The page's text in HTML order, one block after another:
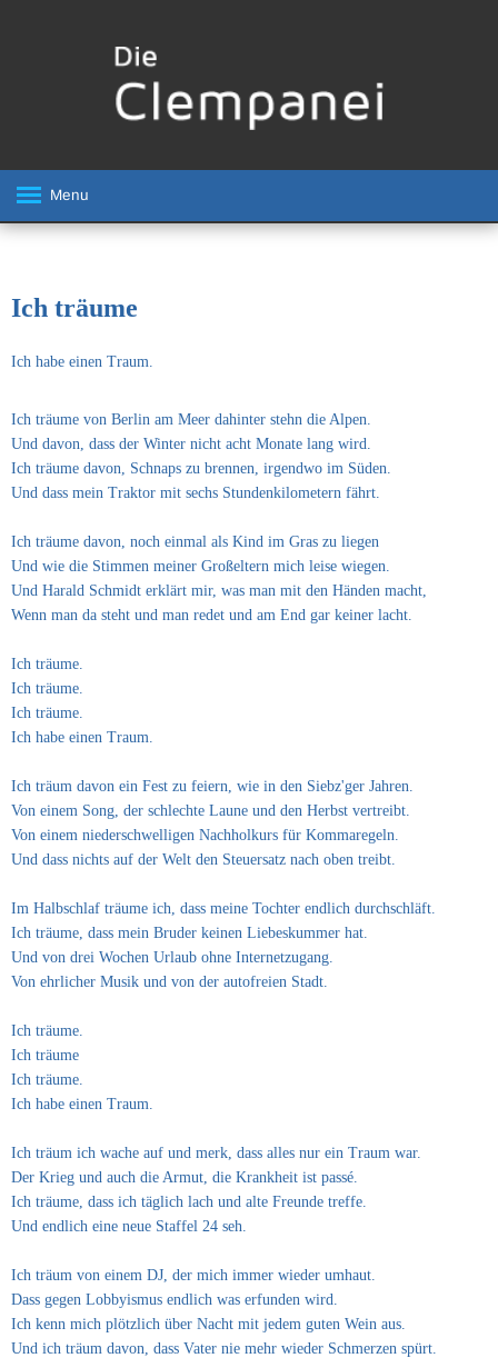
Menu
Ich träume
Ich habe einen Traum.
Ich träume von Berlin am Meer dahinter stehn die Alpen.
Und davon, dass der Winter nicht acht Monate lang wird.
Ich träume davon, Schnaps zu brennen, irgendwo im Süden.
Und dass mein Traktor mit sechs Stundenkilometern fährt.
Ich träume davon, noch einmal als Kind im Gras zu liegen
Und wie die Stimmen meiner Großeltern mich leise wiegen.
Und Harald Schmidt erklärt mir, was man mit den Händen macht,
Wenn man da steht und man redet und am End gar keiner lacht.
Ich träume.
Ich träume.
Ich träume.
Ich habe einen Traum.
Ich träum davon ein Fest zu feiern, wie in den Siebz'ger Jahren.
Von einem Song, der schlechte Laune und den Herbst vertreibt.
Von einem niederschwelligen Nachholkurs für Kommaregeln.
Und dass nichts auf der Welt den Steuersatz nach oben treibt.
Im Halbschlaf träume ich, dass meine Tochter endlich durchschläft.
Ich träume, dass mein Bruder keinen Liebeskummer hat.
Und von drei Wochen Urlaub ohne Internetzugang.
Von ehrlicher Musik und von der autofreien Stadt.
Ich träume.
Ich träume
Ich träume.
Ich habe einen Traum.
Ich träum ich wache auf und merk, dass alles nur ein Traum war.
Der Krieg und auch die Armut, die Krankheit ist passé.
Ich träume, dass ich täglich lach und alte Freunde treffe.
Und endlich eine neue Staffel 24 seh.
Ich träum von einem DJ, der mich immer wieder umhaut.
Dass gegen Lobbyismus endlich was erfunden wird.
Ich kenn mich plötzlich über Nacht mit jedem guten Wein aus.
Und ich träum davon, dass Vater nie mehr wieder Schmerzen spürt.